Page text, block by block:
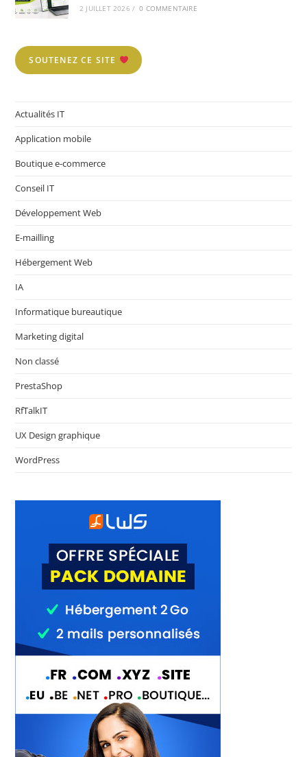
2 JUILLET 2026 / 0 COMMENTAIRE
SOUTENEZ CE SITE
Actualités IT
Application mobile
Boutique e-commerce
Conseil IT
Développement Web
E-mailling
Hébergement Web
IA
Informatique bureautique
Marketing digital
Non classé
PrestaShop
RfTalkIT
UX Design graphique
WordPress